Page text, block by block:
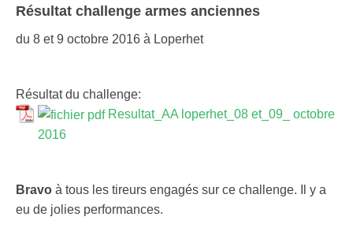
Résultat challenge armes anciennes
du 8 et 9 octobre 2016 à Loperhet
Résultat du challenge:
Resultat_AA loperhet_08 et_09_ octobre
2016
Bravo à tous les tireurs engagés sur ce challenge. Il y a
eu de jolies performances.